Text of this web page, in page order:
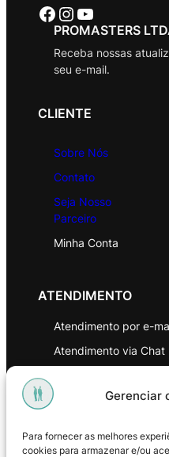
Gerenciar
Para fornecer as melhores
cookies para armazenar e/ou
Facebook Instagram Youtube
PROMASTERS
Receba nossas
seu e-mail.
CLIENTE
Sobre Nós
Contato
Seja Nosso
Parceiro
Minha Conta
ATENDIMENTO
Atendimento por e-
Atendimento via Chat
Política de